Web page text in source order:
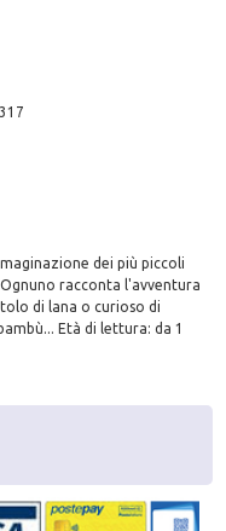
dei più piccoli
racconta l'avventura
di lana o curioso di
Età di lettura: da 1